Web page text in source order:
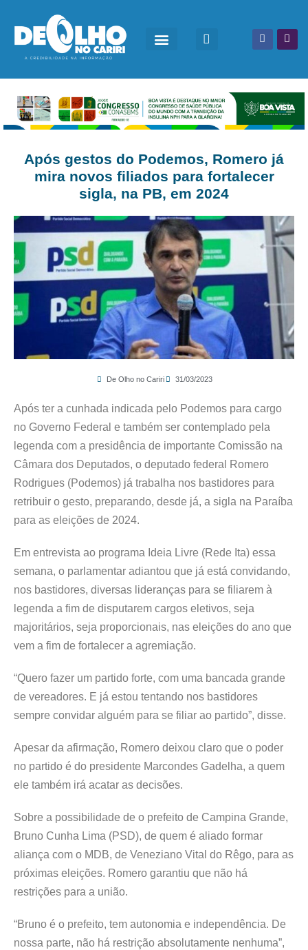
Após gestos do Podemos, Romero já
mira novos filiados para fortalecer
sigla, na PB, em 2024
De Olho no Cariri 31/03/2023
Após ter a cunhada indicada pelo Podemos para cargo
no Governo Federal e também ser contemplado pela
legenda com a presidência de importante Comissão na
Câmara dos Deputados, o deputado federal Romero
Rodrigues (Podemos) já trabalha nos bastidores para
retribuir o gesto, preparando, desde já, a sigla na Paraíba
para as eleições de 2024.
Em entrevista ao programa Ideia Livre (Rede Ita) essa
semana, o parlamentar adiantou que já está convidando,
nos bastidores, diversas lideranças para se filiarem à
legenda a fim de disputarem cargos eletivos, seja
majoritários, seja proporcionais, nas eleições do ano que
vem a fim de fortalecer a agremiação.
“Quero fazer um partido forte, com uma bancada grande
de vereadores. E já estou tentando nos bastidores
sempre convidar alguém para se filiar ao partido”, disse.
Apesar da afirmação, Romero deixou claro que o poder
no partido é do presidente Marcondes Gadelha, a quem
ele também irá acatar as decisões.
Sobre a possibilidade de o prefeito de Campina Grande,
Bruno Cunha Lima (PSD), de quem é aliado formar
aliança com o MDB, de Veneziano Vital do Rêgo, para as
próximas eleições. Romero garantiu que não há
restrições para a união.
“Bruno é o prefeito, tem autonomia e independência. De
nossa parte, não há restrição absolutamente nenhuma”,